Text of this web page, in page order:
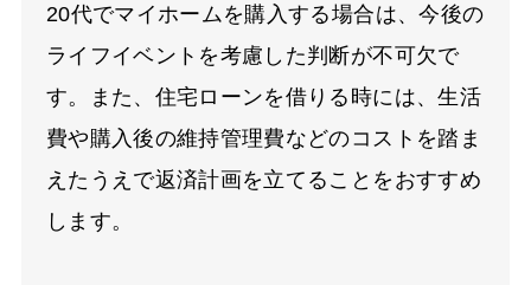
20代でマイホームを購入する場合は、今後の
ライフイベントを考慮した判断が不可欠で
す。また、住宅ローンを借りる時には、生活
費や購入後の維持管理費などのコストを踏ま
えたうえで返済計画を立てることをおすすめ
します。